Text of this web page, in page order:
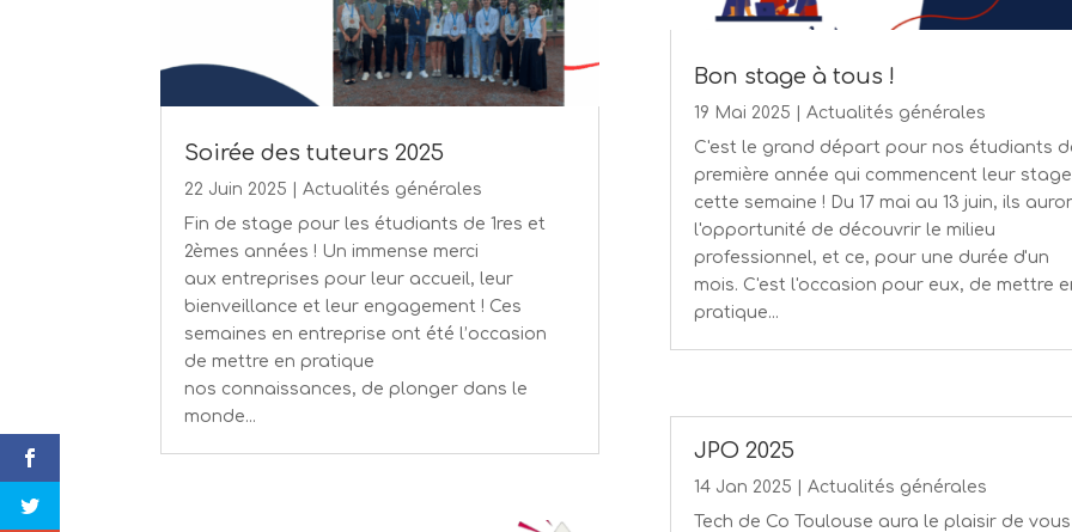
Soirée des tuteurs 2025
22 Juin 2025 |Actualités générales
Fin de stage pour les étudiants de 1res et
2èmes années ! Un immense merci
aux entreprises pour leur accueil, leur
bienveillance et leur engagement ! Ces
semaines en entreprise ont été l’occasion
de mettre en pratique
nos connaissances, de plonger dans le
monde...
Bon stage à tous !
19 Mai 2025
Actualités générales
C'est le grand départ pour nos étudiants
première année qui commencent leur stage
cette semaine ! Du 17 mai au 13 juin, ils
l'opportunité de découvrir le milieu
professionnel, et ce, pour une durée d'un
mois. C'est l'occasion pour eux, de mettre
pratique...
JPO 2025
14 Jan 2025
Actualités générales
Tech de Co Toulouse aura le plaisir de vous